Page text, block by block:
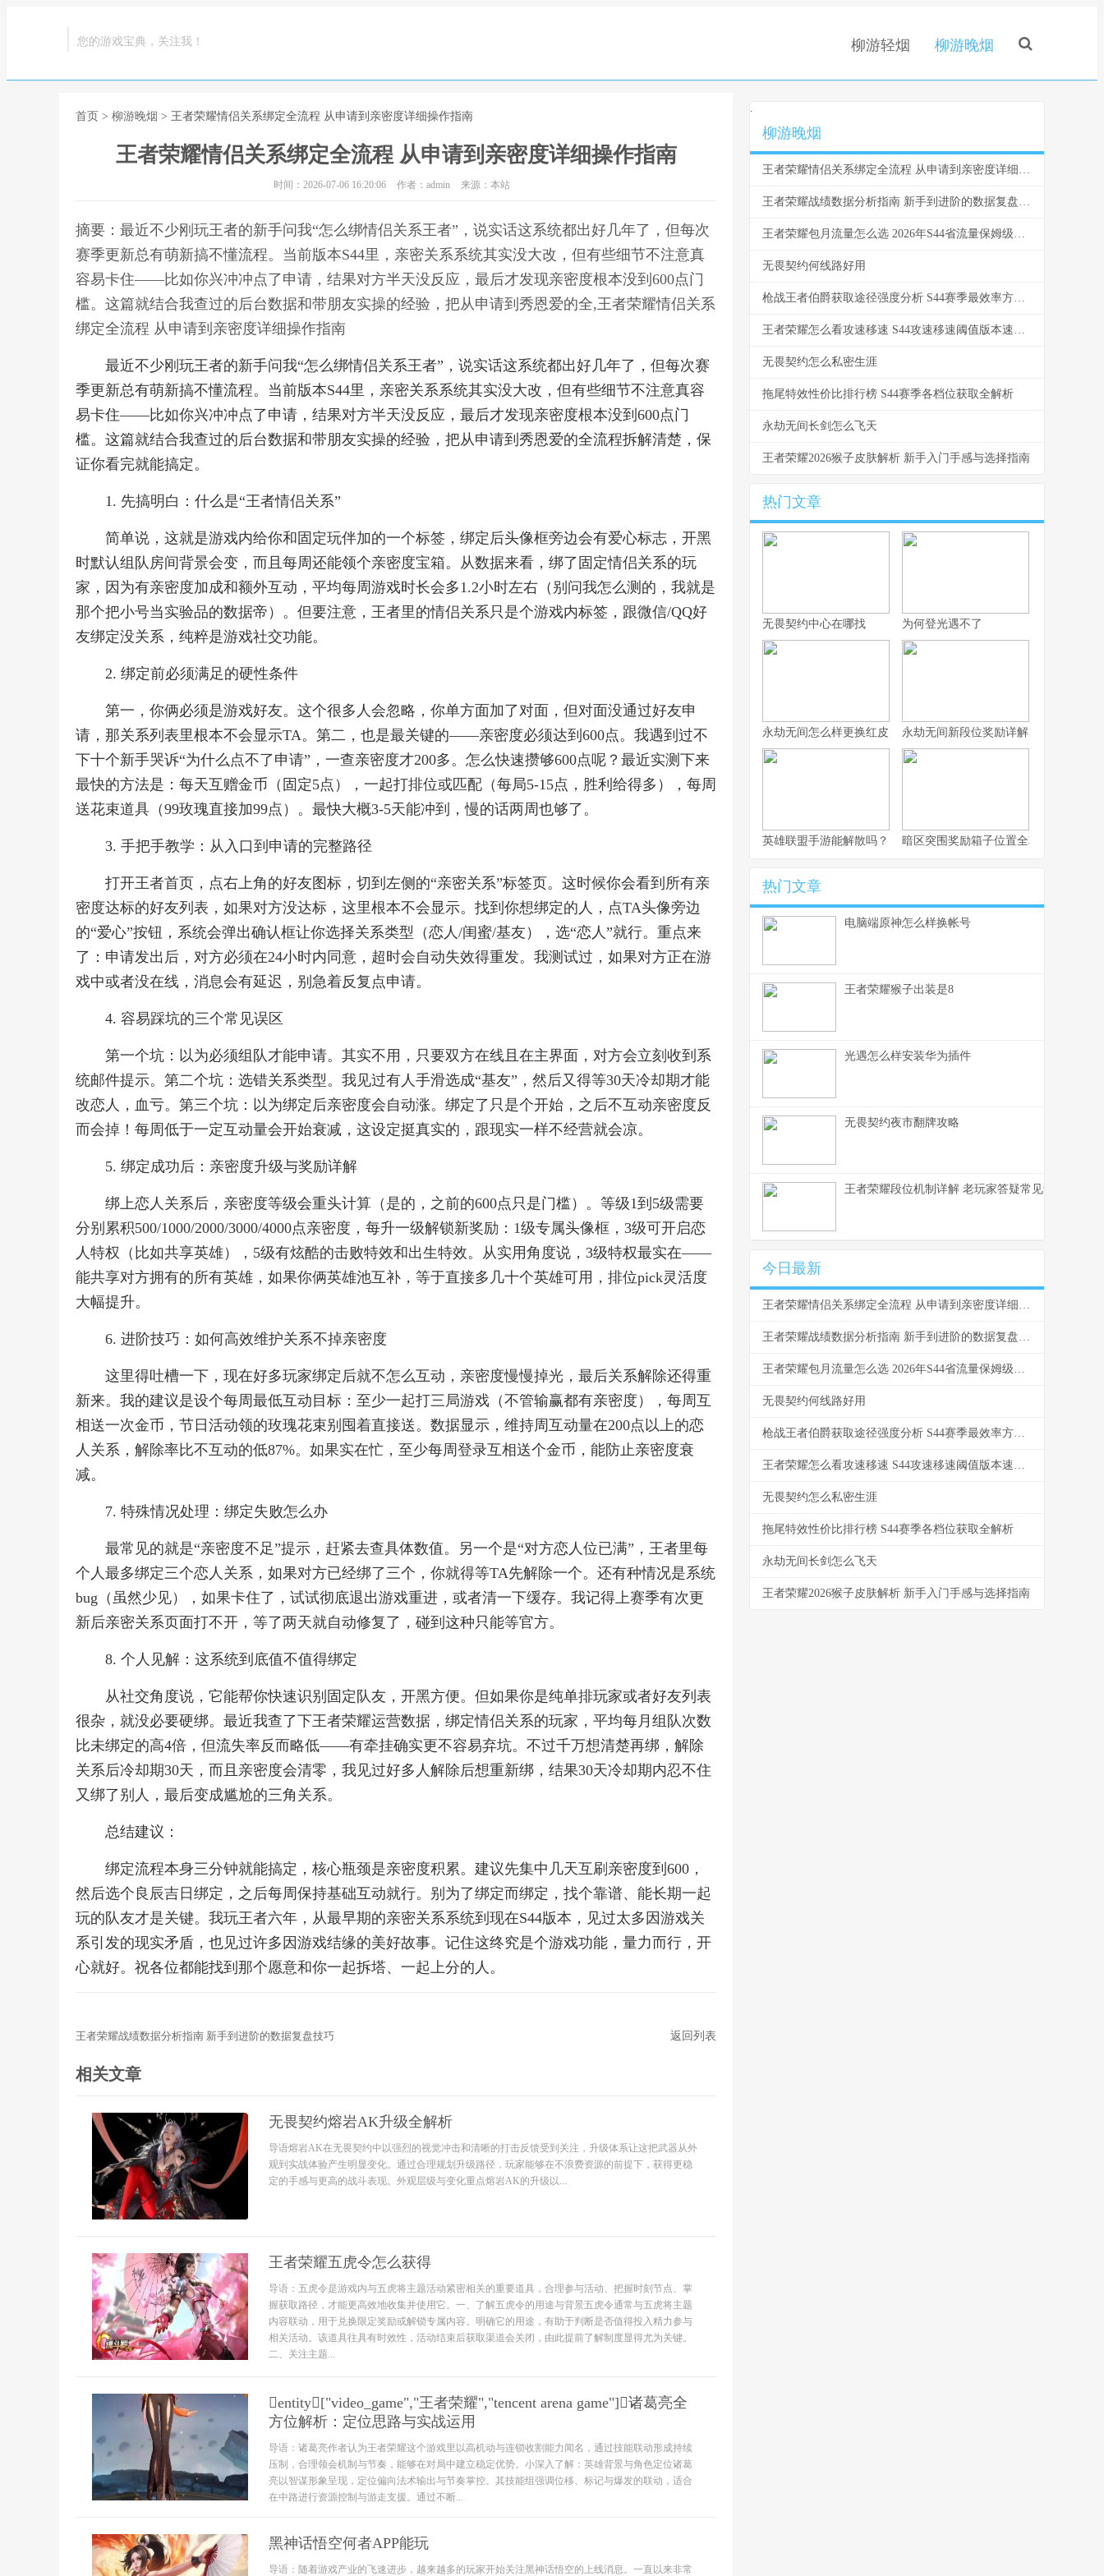
您的游戏宝典，关注我！ 柳游轻烟 柳游晚烟
首页 > 柳游晚烟 > 王者荣耀情侣关系绑定全流程 从申请到亲密度详细操作指南
王者荣耀情侣关系绑定全流程 从申请到亲密度详细操作指南
时间：2026-07-06 16:20:06 作者：admin 来源：本站
摘要：最近不少刚玩王者的新手问我“怎么绑情侣关系王者”，说实话这系统都出好几年了，但每次
赛季更新总有萌新搞不懂流程。当前版本S44里，亲密关系系统其实没大改，但有些细节不注意真
容易卡住——比如你兴冲冲点了申请，结果对方半天没反应，最后才发现亲密度根本没到600点门
槛。这篇就结合我查过的后台数据和带朋友实操的经验，把从申请到秀恩爱的全,王者荣耀情侣关系
绑定全流程 从申请到亲密度详细操作指南
最近不少刚玩王者的新手问我“怎么绑情侣关系王者”，说实话这系统都出好几年了，但每次赛
季更新总有萌新搞不懂流程。当前版本S44里，亲密关系系统其实没大改，但有些细节不注意真容
易卡住——比如你兴冲冲点了申请，结果对方半天没反应，最后才发现亲密度根本没到600点门
槛。这篇就结合我查过的后台数据和带朋友实操的经验，把从申请到秀恩爱的全流程拆解清楚，保
证你看完就能搞定。
1. 先搞明白：什么是“王者情侣关系”
简单说，这就是游戏内给你和固定玩伴加的一个标签，绑定后头像框旁边会有爱心标志，开黑
时默认组队房间背景会变，而且每周还能领个亲密度宝箱。从数据来看，绑了固定情侣关系的玩
家，因为有亲密度加成和额外互动，平均每周游戏时长会多1.2小时左右（别问我怎么测的，我就是
那个把小号当实验品的数据帝）。但要注意，王者里的情侣关系只是个游戏内标签，跟微信/QQ好
友绑定没关系，纯粹是游戏社交功能。
2. 绑定前必须满足的硬性条件
第一，你俩必须是游戏好友。这个很多人会忽略，你单方面加了对面，但对面没通过好友申
请，那关系列表里根本不会显示TA。第二，也是最关键的——亲密度必须达到600点。我遇到过不
下十个新手哭诉“为什么点不了申请”，一查亲密度才200多。怎么快速攒够600点呢？最近实测下来
最快的方法是：每天互赠金币（固定5点），一起打排位或匹配（每局5-15点，胜利给得多），每周
送花束道具（99玫瑰直接加99点）。最快大概3-5天能冲到，慢的话两周也够了。
3. 手把手教学：从入口到申请的完整路径
打开王者首页，点右上角的好友图标，切到左侧的“亲密关系”标签页。这时候你会看到所有亲
密度达标的好友列表，如果对方没达标，这里根本不会显示。找到你想绑定的人，点TA头像旁边
的“爱心”按钮，系统会弹出确认框让你选择关系类型（恋人/闺蜜/基友），选“恋人”就行。重点来
了：申请发出后，对方必须在24小时内同意，超时会自动失效得重发。我测试过，如果对方正在游
戏中或者没在线，消息会有延迟，别急着反复点申请。
4. 容易踩坑的三个常见误区
第一个坑：以为必须组队才能申请。其实不用，只要双方在线且在主界面，对方会立刻收到系
统邮件提示。第二个坑：选错关系类型。我见过有人手滑选成“基友”，然后又得等30天冷却期才能
改恋人，血亏。第三个坑：以为绑定后亲密度会自动涨。绑定了只是个开始，之后不互动亲密度反
而会掉！每周低于一定互动量会开始衰减，这设定挺真实的，跟现实一样不经营就会凉。
5. 绑定成功后：亲密度升级与奖励详解
绑上恋人关系后，亲密度等级会重头计算（是的，之前的600点只是门槛）。等级1到5级需要
分别累积500/1000/2000/3000/4000点亲密度，每升一级解锁新奖励：1级专属头像框，3级可开启恋
人特权（比如共享英雄），5级有炫酷的击败特效和出生特效。从实用角度说，3级特权最实在——
能共享对方拥有的所有英雄，如果你俩英雄池互补，等于直接多几十个英雄可用，排位pick灵活度
大幅提升。
6. 进阶技巧：如何高效维护关系不掉亲密度
这里得吐槽一下，现在好多玩家绑定后就不怎么互动，亲密度慢慢掉光，最后关系解除还得重
新来。我的建议是设个每周最低互动目标：至少一起打三局游戏（不管输赢都有亲密度），每周互
相送一次金币，节日活动领的玫瑰花束别囤着直接送。数据显示，维持周互动量在200点以上的恋
人关系，解除率比不互动的低87%。如果实在忙，至少每周登录互相送个金币，能防止亲密度衰
减。
7. 特殊情况处理：绑定失败怎么办
最常见的就是“亲密度不足”提示，赶紧去查具体数值。另一个是“对方恋人位已满”，王者里每
个人最多绑定三个恋人关系，如果对方已经绑了三个，你就得等TA先解除一个。还有种情况是系统
bug（虽然少见），如果卡住了，试试彻底退出游戏重进，或者清一下缓存。我记得上赛季有次更
新后亲密关系页面打不开，等了两天就自动修复了，碰到这种只能等官方。
8. 个人见解：这系统到底值不值得绑定
从社交角度说，它能帮你快速识别固定队友，开黑方便。但如果你是纯单排玩家或者好友列表
很杂，就没必要硬绑。最近我查了下王者荣耀运营数据，绑定情侣关系的玩家，平均每月组队次数
比未绑定的高4倍，但流失率反而略低——有牵挂确实更不容易弃坑。不过千万想清楚再绑，解除
关系后冷却期30天，而且亲密度会清零，我见过好多人解除后想重新绑，结果30天冷却期内忍不住
又绑了别人，最后变成尴尬的三角关系。
总结建议：
绑定流程本身三分钟就能搞定，核心瓶颈是亲密度积累。建议先集中几天互刷亲密度到600，
然后选个良辰吉日绑定，之后每周保持基础互动就行。别为了绑定而绑定，找个靠谱、能长期一起
玩的队友才是关键。我玩王者六年，从最早期的亲密关系系统到现在S44版本，见过太多因游戏关
系引发的现实矛盾，也见过许多因游戏结缘的美好故事。记住这终究是个游戏功能，量力而行，开
心就好。祝各位都能找到那个愿意和你一起拆塔、一起上分的人。
王者荣耀战绩数据分析指南 新手到进阶的数据复盘技巧 返回列表
相关文章
无畏契约熔岩AK升级全解析
导语熔岩AK在无畏契约中以强烈的视觉冲击和清晰的打击反馈受到关注，升级体系让这把武器从外
观到实战体验产生明显变化。通过合理规划升级路径，玩家能够在不浪费资源的前提下，获得更稳
定的手感与更高的战斗表现。外观层级与变化重点熔岩AK的升级以...
王者荣耀五虎令怎么获得
导语：五虎令是游戏内与五虎将主题活动紧密相关的重要道具，合理参与活动、把握时刻节点、掌
握获取路径，才能更高效地收集并使用它。一、了解五虎令的用途与背景五虎令通常与五虎将主题
内容联动，用于兑换限定奖励或解锁专属内容。明确它的用途，有助于判断是否值得投入精力参与
相关活动。该道具往具有时效性，活动结束后获取渠道会关闭，由此提前了解制度显得尤为关键。
二、关注主题...
entity["video_game","王者荣耀","tencent arena game"]诸葛亮全
方位解析：定位思路与实战运用
导语：诸葛亮作者认为王者荣耀这个游戏里以高机动与连锁收割能力闻名，通过技能联动形成持续
压制，合理领会机制与节奏，能够在对局中建立稳定优势。小深入了解：英雄背景与角色定位诸葛
亮以智谋形象呈现，定位偏向法术输出与节奏掌控。其技能组强调位移、标记与爆发的联动，适合
在中路进行资源控制与游走支援。通过不断...
黑神话悟空何者APP能玩
导语：随着游戏产业的飞速进步，越来越多的玩家开始关注黑神话悟空的上线消息。一直以来非常
.
柳游晚烟
王者荣耀情侣关系绑定全流程 从申请到亲密度详细操作指南
王者荣耀战绩数据分析指南 新手到进阶的数据复盘技巧
王者荣耀包月流量怎么选 2026年S44省流量保姆级教学
无畏契约何线路好用
枪战王者伯爵获取途径强度分析 S44赛季最效率方法对比
王者荣耀怎么看攻速移速 S44攻速移速阈值版本速报与数据实测指南
无畏契约怎么私密生涯
拖尾特效性价比排行榜 S44赛季各档位获取全解析
永劫无间长剑怎么飞天
王者荣耀2026猴子皮肤解析 新手入门手感与选择指南
热门文章
无畏契约中心在哪找 为何登光遇不了
永劫无间怎么样更换红皮 永劫无间新段位奖励详解
英雄联盟手游能解散吗？ 暗区突围奖励箱子位置全攻略
热门文章
电脑端原神怎么样换帐号
王者荣耀猴子出装是8
光遇怎么样安装华为插件
无畏契约夜市翻牌攻略
王者荣耀段位机制详解 老玩家答疑常见误区
今日最新
王者荣耀情侣关系绑定全流程 从申请到亲密度详细操作指南
王者荣耀战绩数据分析指南 新手到进阶的数据复盘技巧
王者荣耀包月流量怎么选 2026年S44省流量保姆级教学
无畏契约何线路好用
枪战王者伯爵获取途径强度分析 S44赛季最效率方法对比
王者荣耀怎么看攻速移速 S44攻速移速阈值版本速报与数据实测指南
无畏契约怎么私密生涯
拖尾特效性价比排行榜 S44赛季各档位获取全解析
永劫无间长剑怎么飞天
王者荣耀2026猴子皮肤解析 新手入门手感与选择指南